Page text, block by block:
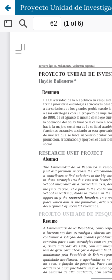
Proyecto Unidad de